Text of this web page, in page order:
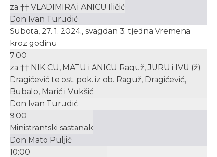
za †† VLADIMIRA i ANICU Iličić
Don Ivan Turudić
Subota, 27. 1. 2024., svagdan 3. tjedna Vremena
kroz godinu
7:00
za †† NIKICU, MATU i ANICU Raguž, JURU i IVU (ž)
Dragićević te ost. pok. iz ob. Raguž, Dragićević,
Bubalo, Marić i Vukšić
Don Ivan Turudić
9:00
Ministrantski sastanak
Don Mato Puljić
10:00